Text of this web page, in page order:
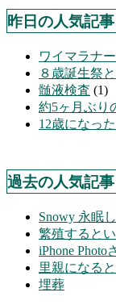
昨日の人気記事
ワイマラナ
８歳誕生祭
髄液検査 (1)
約5ヶ月ぶり
12歳になっ
過去の人気記事
Snowy 永眠
繁殖すると
iPhone
里親になる
埋葬